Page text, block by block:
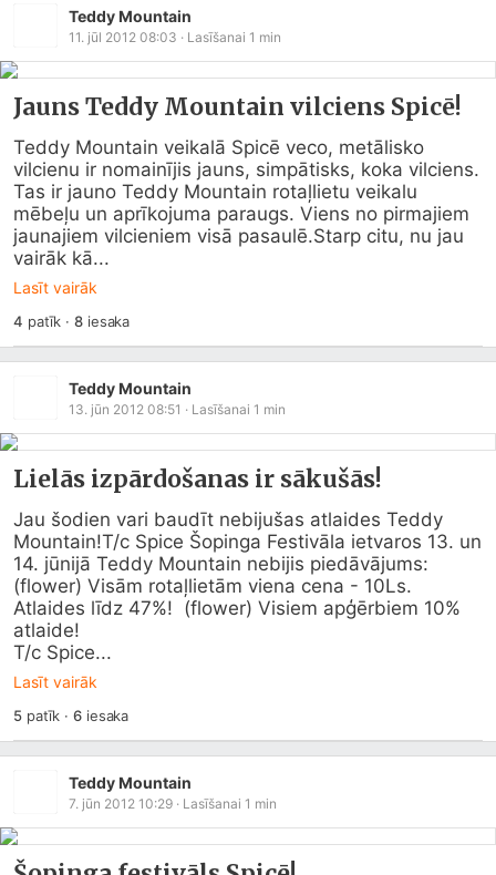
Teddy Mountain
11. jūl 2012 08:03 · Lasīšanai 1 min
Jauns Teddy Mountain vilciens Spicē!
Teddy Mountain veikalā Spicē veco, metālisko
vilcienu ir nomainījis jauns, simpātisks, koka vilciens.
Tas ir jauno Teddy Mountain rotaļlietu veikalu
mēbeļu un aprīkojuma paraugs. Viens no pirmajiem
jaunajiem vilcieniem visā pasaulē.Starp citu, nu jau
vairāk kā...
Lasīt vairāk
4 patīk ·8iesaka
Teddy Mountain
13. jūn 2012 08:51 · Lasīšanai 1 min
Lielās izpārdošanas ir sākušās!
Jau šodien vari baudīt nebijušas atlaides Teddy
Mountain!T/c Spice Šopinga Festivāla ietvaros 13. un
14. jūnijā Teddy Mountain nebijis piedāvājums:
(flower) Visām rotaļlietām viena cena - 10Ls.
Atlaides līdz 47%!  (flower) Visiem apģērbiem 10%
atlaide!
T/c Spice...
Lasīt vairāk
5patīk ·6iesaka
Teddy Mountain
7. jūn 2012 10:29 · Lasīšanai 1 min